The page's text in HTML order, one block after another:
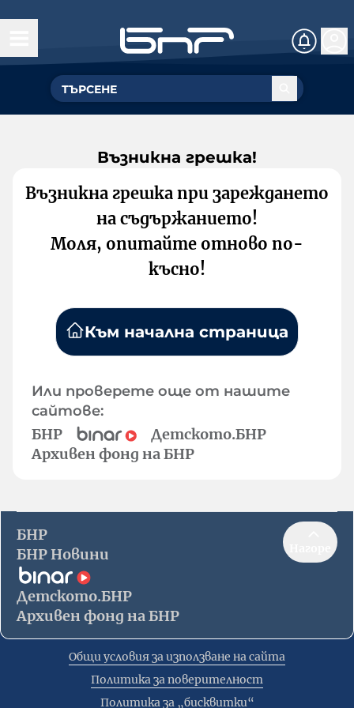
Възникна грешка!
Възникна грешка при зареждането
на съдържанието!
Моля, опитайте отново по-
късно!
Към начална страница
Или проверете още от нашите
сайтове:
БНР
Детското.БНР
Архивен фонд на БНР
БНР
БНР Новини
Детското.БНР
Архивен фонд на БНР
Общи условия за използване на сайта
Политика за поверителност
Политика за „бисквитки“